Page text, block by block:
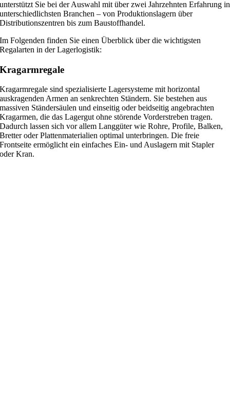
unterstützt Sie bei der Auswahl mit über zwei Jahrzehnten Erfahrung in
unterschiedlichsten Branchen – von Produktionslagern über
Distributionszentren bis zum Baustoffhandel.
Im Folgenden finden Sie einen Überblick über die wichtigsten
Regalarten in der Lagerlogistik:
Kragarmregale
Kragarmregale sind spezialisierte Lagersysteme mit horizontal
auskragenden Armen an senkrechten Ständern. Sie bestehen aus
massiven Ständersäulen und einseitig oder beidseitig angebrachten
Kragarmen, die das Lagergut ohne störende Vorderstreben tragen.
Dadurch lassen sich vor allem Langgüter wie Rohre, Profile, Balken,
Bretter oder Plattenmaterialien optimal unterbringen. Die freie
Frontseite ermöglicht ein einfaches Ein- und Auslagern mit Stapler
oder Kran.